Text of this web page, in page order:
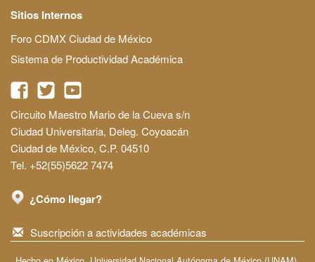
Sitios Internos
Foro CDMX Ciudad de México
Sistema de Productividad Académica
Circuito Maestro Mario de la Cueva s/n
Ciudad Universitaria, Deleg. Coyoacán
Ciudad de México, C.P. 04510
Tel. +52(55)5622 7474
¿Cómo llegar?
Suscripción a actividades académicas